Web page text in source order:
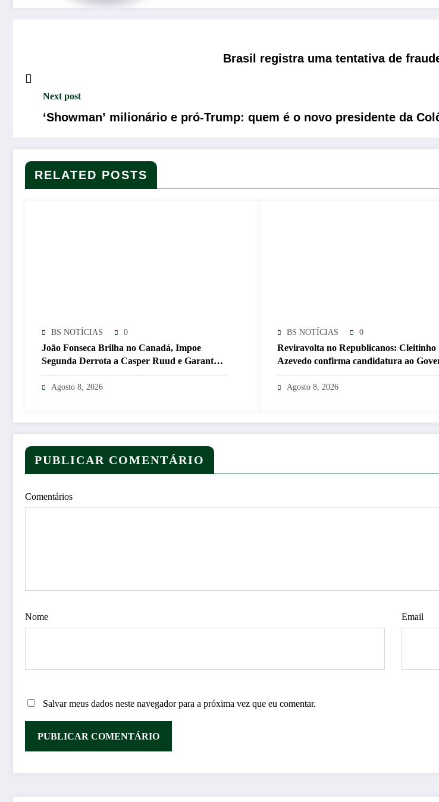
Brasil registra uma tentativa de
Next post
‘Showman’ milionário e pró-Trump: quem é o novo presidente da
RELATED POSTS
BS NOTÍCIAS 0
João Fonseca Brilha no Canadá, Impoe
Segunda Derrota a Casper Ruud e Garante
Vaga nas Oitavas em Montreal CNN Brasil
Agosto 8, 2026
BS NOTÍCIAS 0
Reviravolta no Republicanos: Cleitinho
Azevedo confirma candidatura ao
de Minas Gerais
Agosto 8, 2026
PUBLICAR COMENTÁRIO
Comentários
Nome Email
Salvar meus dados neste navegador para a próxima vez que eu comentar.